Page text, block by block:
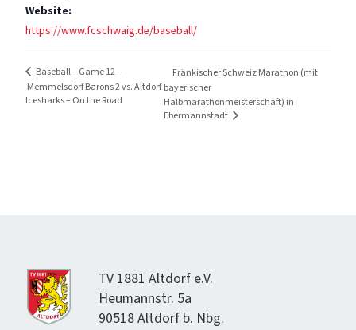
Website:
https://www.fcschwaig.de/baseball/
Baseball – Game 12 –
Memmelsdorf Barons 2 vs. Altdorf
Icesharks – On the Road
Fränkischer Schweiz Marathon (mit
bayerischer
Halbmarathonmeisterschaft) in
Ebermannstadt
TV 1881 Alt­dorf e.V.
Heumannstr. 5a
90518 Alt­dorf b. Nbg.